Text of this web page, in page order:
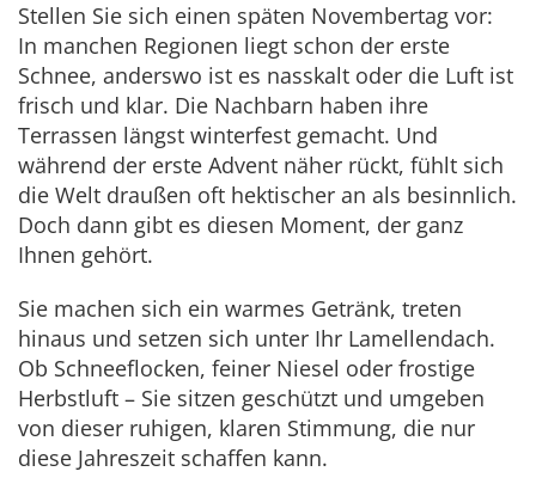
Stellen Sie sich einen späten Novembertag vor:
In manchen Regionen liegt schon der erste
Schnee, anderswo ist es nasskalt oder die Luft ist
frisch und klar. Die Nachbarn haben ihre
Terrassen längst winterfest gemacht. Und
während der erste Advent näher rückt, fühlt sich
die Welt draußen oft hektischer an als besinnlich.
Doch dann gibt es diesen Moment, der ganz
Ihnen gehört.
Sie machen sich ein warmes Getränk, treten
hinaus und setzen sich unter Ihr Lamellendach.
Ob Schneeflocken, feiner Niesel oder frostige
Herbstluft – Sie sitzen geschützt und umgeben
von dieser ruhigen, klaren Stimmung, die nur
diese Jahreszeit schaffen kann.